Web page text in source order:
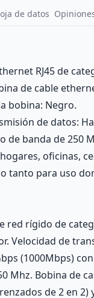
de datos
RJ45 de
de cable
bobina: Negro.
de datos:
de banda de 250
oficinas,
tanto para uso
red rígido de
Velocidad de
(1000Mbps)
Mhz. Bobina de
de 2 en 2)